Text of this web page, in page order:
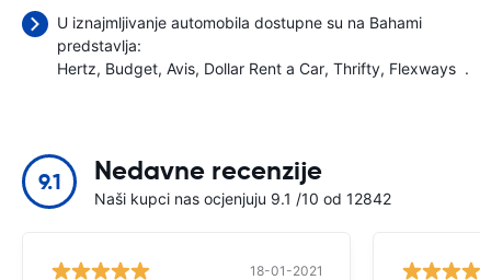
U iznajmljivanje automobila dostupne su na Bahami
predstavlja:
Hertz Budget Avis Dollar Rent a Car Thrifty Flexways .
9.1 Nedavne recenzije
Naši kupci nas ocjenjuju 9.1 /10 od 12842
18-01-2021